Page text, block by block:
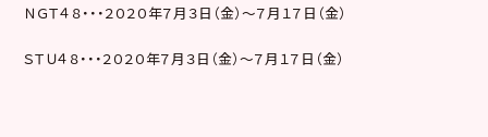
ＮＧＴ４８・・・２０２０年７月３日（金）～７月１７日（金）
ＳＴＵ４８・・・２０２０年７月３日（金）～７月１７日（金）